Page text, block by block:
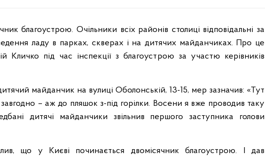
благоустрою. Очільники всіх районів столиці відповідальні за
ладу в парках, скверах і на дитячих майданчиках. Про це
Кличко під час інспекції з благоустрою за участю керівників
майданчик на вулиці Оболонській, 13-15, мер зазначив: «Тут
– аж до пляшок з-під горілки. Восени я вже проводив таку
дитячі майданчики звільнив першого заступника голови
що у Києві починається двомісячник благоустрою. І дав